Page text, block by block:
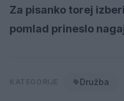
Za pisanko torej
pomlad prineslo
Družba